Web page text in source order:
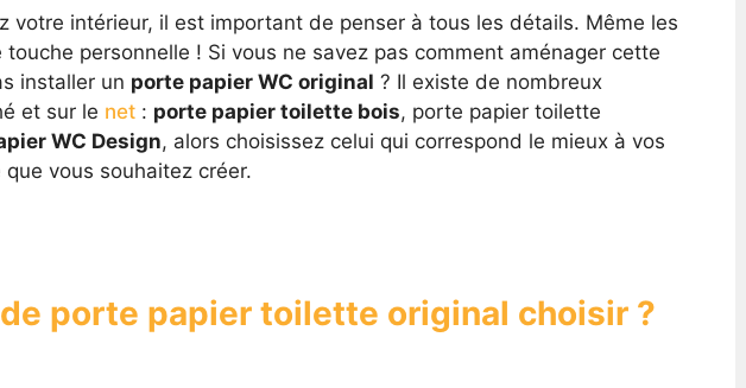
votre intérieur, il est important de penser à tous les détails. Même les
personnelle ! Si vous ne savez pas comment aménager cette
installer un porte papier WC original ? Il existe de nombreux
et sur le net: porte papier toilette bois, porte papier toilette
WC Design, alors choisissez celui qui correspond le mieux à vos
que vous souhaitez créer.
porte papier toilette original choisir ?